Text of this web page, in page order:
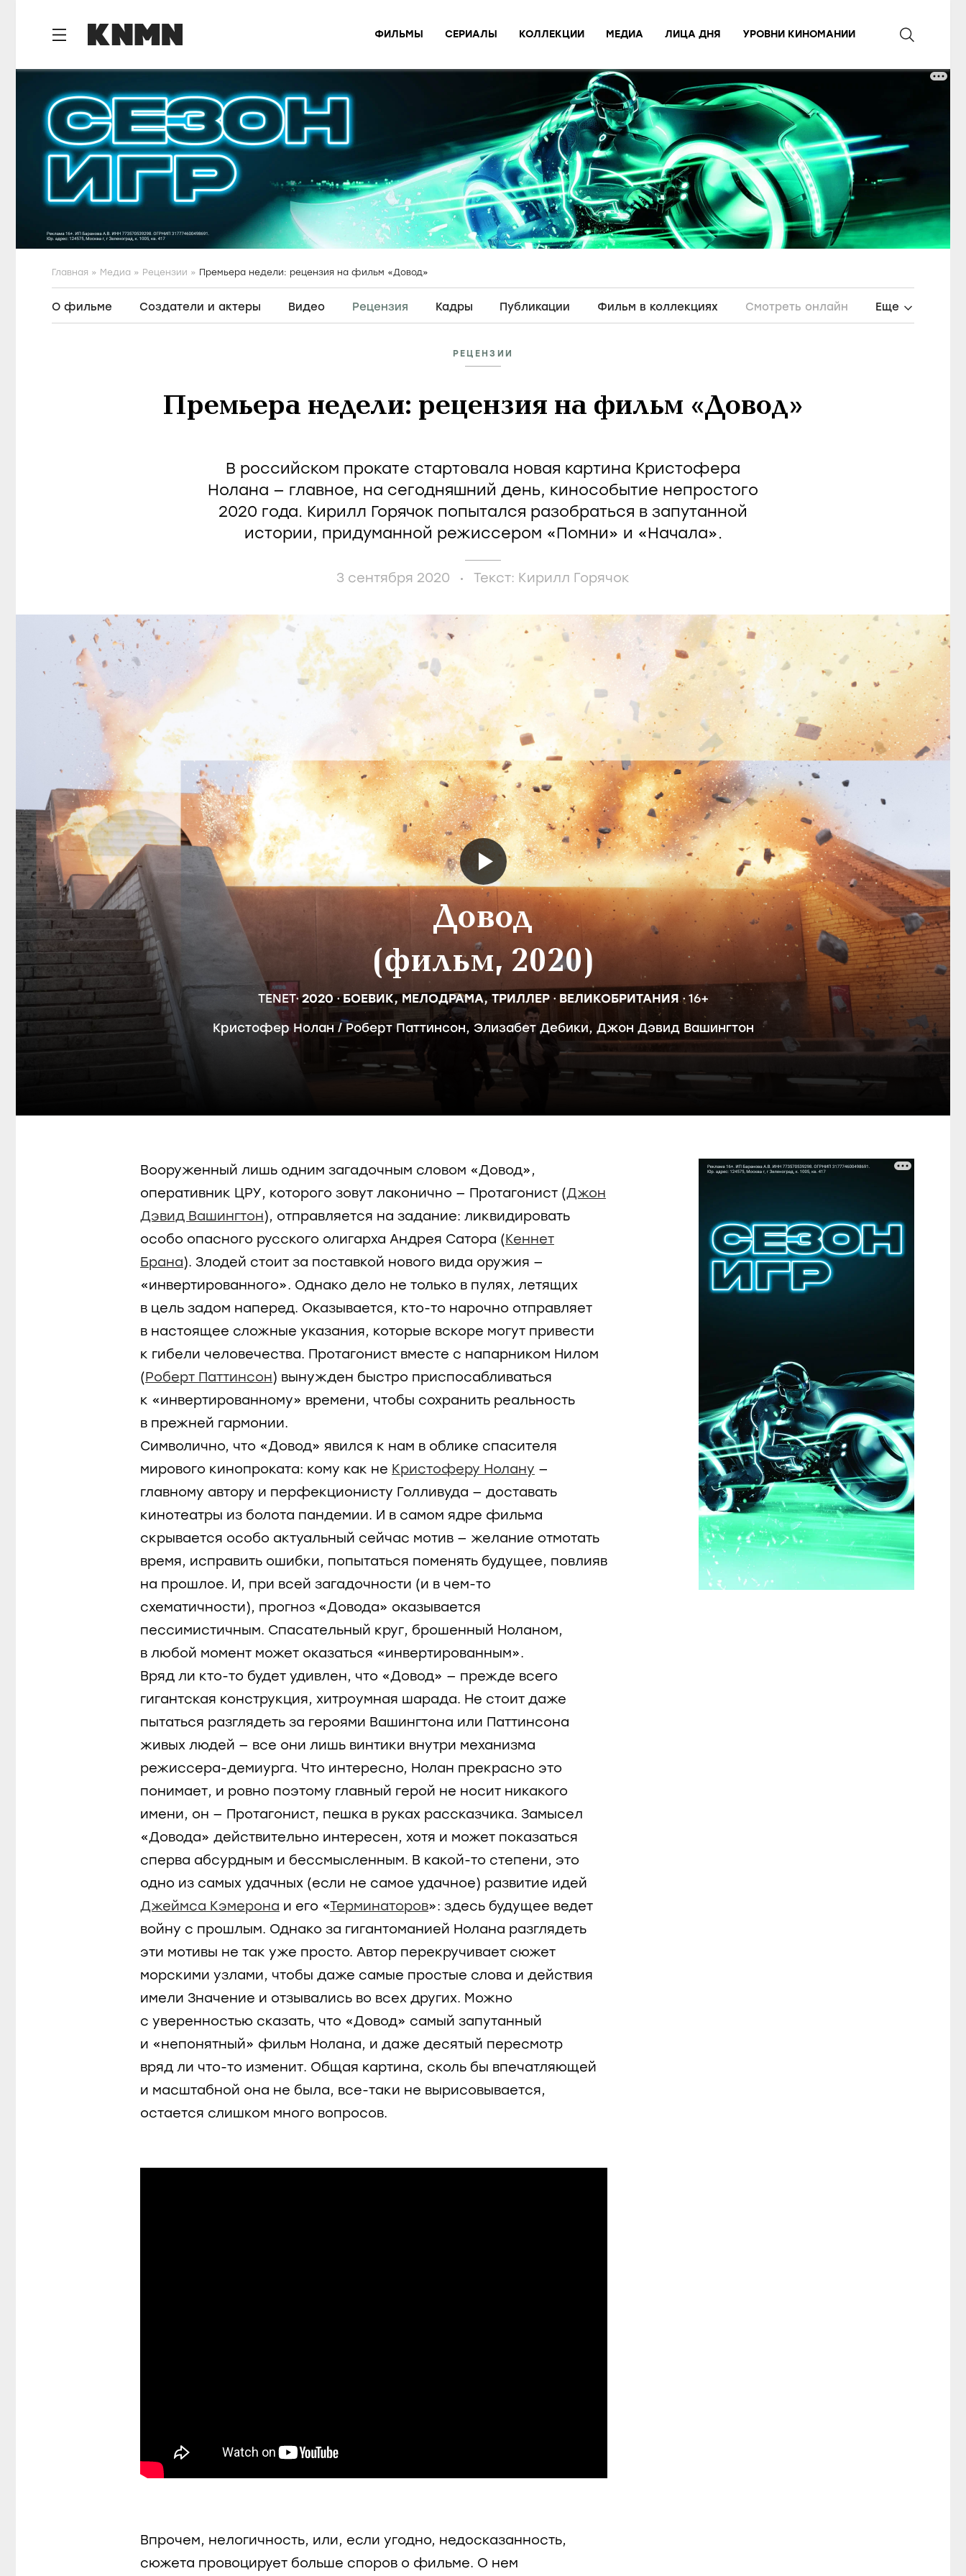
ФИЛЬМЫ СЕРИАЛЫ КОЛЛЕКЦИИ МЕДИА ЛИЦА ДНЯ УРОВНИ КИНОМАНИИ
Главная Медиа Рецензии Премьера недели: рецензия на фильм «Довод»
О фильме Создатели и актеры Видео Рецензия Кадры Публикации Фильм в коллекциях Смотреть онлайн Еще
РЕЦЕНЗИИ
Премьера недели: рецензия на фильм «Довод»
В российском прокате стартовала новая картина Кристофера
Нолана — главное, на сегодняшний день, кинособытие непростого
2020 года. Кирилл Горячок попытался разобраться в запутанной
истории, придуманной режиссером «Помни» и «Начала».
3 сентября 2020 Текст: Кирилл Горячок
Довод
(фильм, 2020)
TENET 2020 БОЕВИК,МЕЛОДРАМА,ТРИЛЛЕР ВЕЛИКОБРИТАНИЯ 16+
Кристофер Нолан/Роберт Паттинсон, Элизабет Дебики, Джон Дэвид Вашингтон
Вооруженный лишь одним загадочным словом «Довод»,
оперативник ЦРУ, которого зовут лаконично — Протагонист (Джон
Дэвид Вашингтон), отправляется на задание: ликвидировать
особо опасного русского олигарха Андрея Сатора (Кеннет
Брана). Злодей стоит за поставкой нового вида оружия —
«инвертированного». Однако дело не только в пулях, летящих
в цель задом наперед. Оказывается, кто-то нарочно отправляет
в настоящее сложные указания, которые вскоре могут привести
к гибели человечества. Протагонист вместе с напарником Нилом
(Роберт Паттинсон) вынужден быстро приспосабливаться
к «инвертированному» времени, чтобы сохранить реальность
в прежней гармонии.
Символично, что «Довод» явился к нам в облике спасителя
мирового кинопроката: кому как не Кристоферу Нолану —
главному автору и перфекционисту Голливуда — доставать
кинотеатры из болота пандемии. И в самом ядре фильма
скрывается особо актуальный сейчас мотив — желание отмотать
время, исправить ошибки, попытаться поменять будущее, повлияв
на прошлое. И, при всей загадочности (и в чем-то
схематичности), прогноз «Довода» оказывается
пессимистичным. Спасательный круг, брошенный Ноланом,
в любой момент может оказаться «инвертированным».
Вряд ли кто-то будет удивлен, что «Довод» — прежде всего
гигантская конструкция, хитроумная шарада. Не стоит даже
пытаться разглядеть за героями Вашингтона или Паттинсона
живых людей — все они лишь винтики внутри механизма
режиссера-демиурга. Что интересно, Нолан прекрасно это
понимает, и ровно поэтому главный герой не носит никакого
имени, он — Протагонист, пешка в руках рассказчика. Замысел
«Довода» действительно интересен, хотя и может показаться
сперва абсурдным и бессмысленным. В какой-то степени, это
одно из самых удачных (если не самое удачное) развитие идей
Джеймса Кэмерона и его «Терминаторов»: здесь будущее ведет
войну с прошлым. Однако за гигантоманией Нолана разглядеть
эти мотивы не так уже просто. Автор перекручивает сюжет
морскими узлами, чтобы даже самые простые слова и действия
имели Значение и отзывались во всех других. Можно
с уверенностью сказать, что «Довод» самый запутанный
и «непонятный» фильм Нолана, и даже десятый пересмотр
вряд ли что-то изменит. Общая картина, сколь бы впечатляющей
и масштабной она не была, все-таки не вырисовывается,
остается слишком много вопросов.
Впрочем, нелогичность, или, если угодно, недосказанность,
сюжета провоцирует больше споров о фильме. О нем